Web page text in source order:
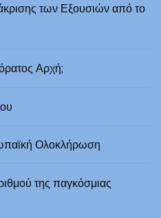
των Εξουσιών από το
Αρχή;
Ολοκλήρωση
της παγκόσμιας